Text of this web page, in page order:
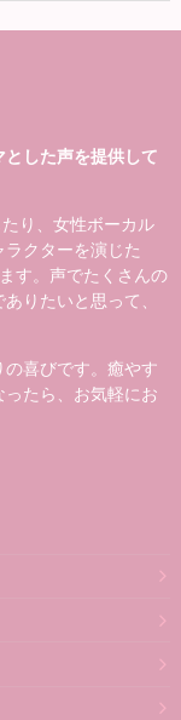
とした声を提供して
り、女性ボーカル
クターを演じた
す。声でたくさんの
りたいと思って、
喜びです。癒やす
たら、お気軽にお